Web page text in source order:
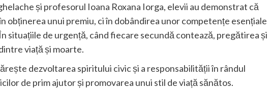
și profesorul Ioana Roxana Iorga, elevii au demonstrat că
obținerea unui premiu, ci în dobândirea unor competențe esențiale
situațiile de urgență, când fiecare secundă contează, pregătirea și
viață și moarte.
dezvoltarea spiritului civic și a responsabilității în rândul
de prim ajutor și promovarea unui stil de viață sănătos.